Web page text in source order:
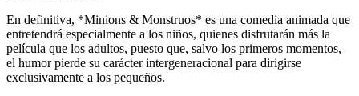
En definitiva, *Minions & Monstruos* es una comedia animada que
entretendrá especialmente a los niños, quienes disfrutarán más la
película que los adultos, puesto que, salvo los primeros momentos,
el humor pierde su carácter intergeneracional para dirigirse
exclusivamente a los pequeños.